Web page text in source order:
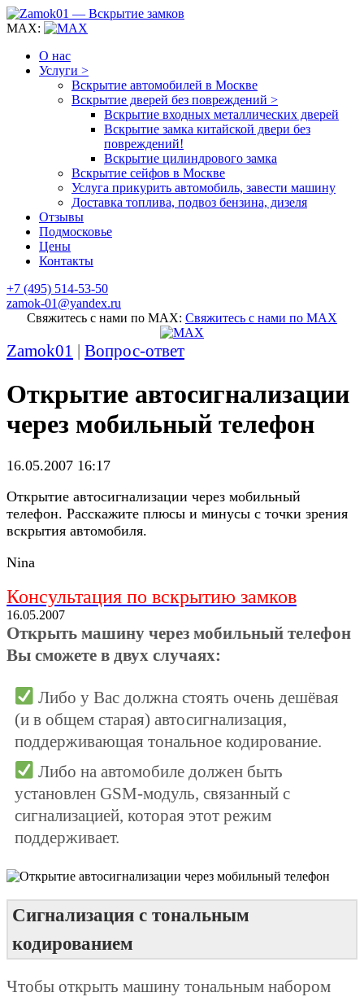
MAX:
О нас
Услуги >
Вскрытие автомобилей в Москве
Вскрытие дверей без повреждений >
Вскрытие входных металлических дверей
Вскрытие замка китайской двери без
повреждений!
Вскрытие цилиндрового замка
Вскрытие сейфов в Москве
Услуга прикурить автомобиль, завести машину
Доставка топлива, подвоз бензина, дизеля
Отзывы
Подмосковье
Цены
Контакты
+7 (495) 514-53-50
zamok-01@yandex.ru
Свяжитесь с нами по MAX: Свяжитесь с нами по MAX
Zamok01 | Вопрос-ответ
Открытие автосигнализации
через мобильный телефон
16.05.2007 16:17
Открытие автосигнализации через мобильный
телефон. Расскажите плюсы и минусы с точки зрения
вскрытия автомобиля.
Nina
Консультация по вскрытию замков
16.05.2007
Открыть машину через мобильный телефон
Вы сможете в двух случаях:
Либо у Вас должна стоять очень дешёвая
(и в общем старая) автосигнализация,
поддерживающая тональное кодирование.
Либо на автомобиле должен быть
установлен GSM-модуль, связанный с
сигнализацией, которая этот режим
поддерживает.
Сигнализация с тональным
кодированием
Чтобы открыть машину тональным набором